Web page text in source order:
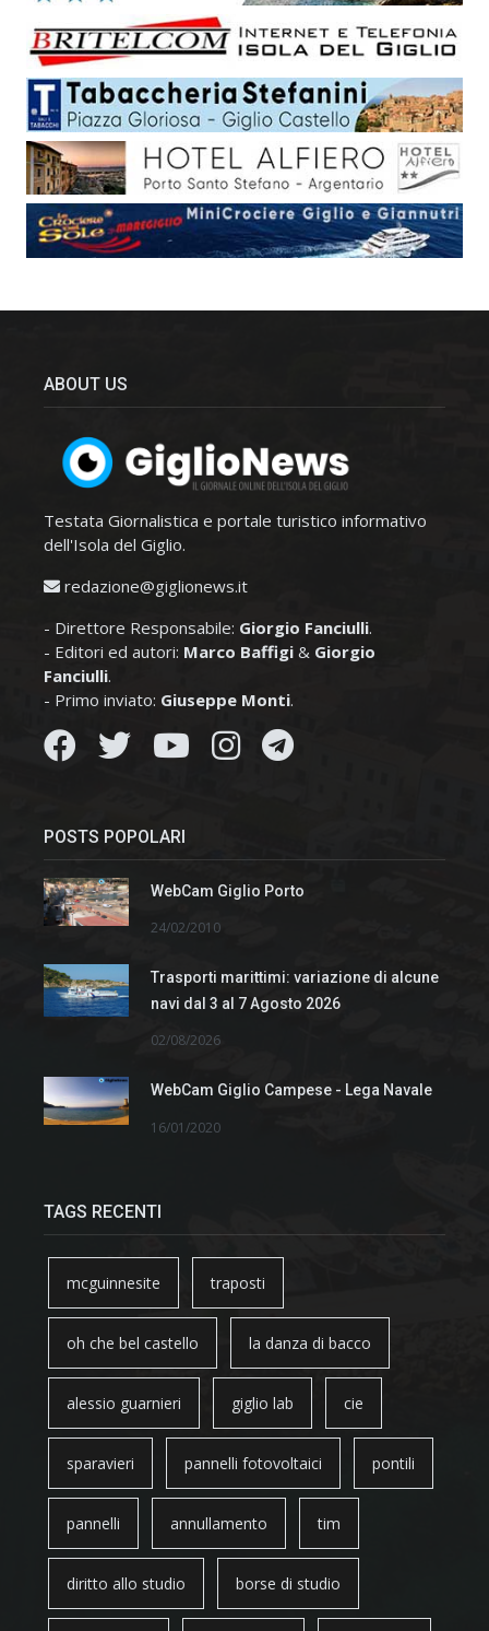
ABOUT US
Testata Giornalistica e portale turistico informativo
dell'Isola del Giglio.
redazione@giglionews.it
- Direttore Responsabile: Giorgio Fanciulli.
- Editori ed autori: Marco Baffigi & Giorgio
Fanciulli.
- Primo inviato: Giuseppe Monti.
POSTS POPOLARI
WebCam Giglio Porto
24/02/2010
Trasporti marittimi: variazione di alcune
navi dal 3 al 7 Agosto 2026
02/08/2026
WebCam Giglio Campese - Lega Navale
16/01/2020
TAGS RECENTI
mcguinnesite traposti
oh che bel castello la danza di bacco
alessio guarnieri giglio lab cie
sparavieri pannelli fotovoltaici pontili
pannelli annullamento tim
diritto allo studio borse di studio